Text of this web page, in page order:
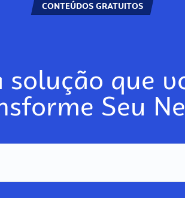
CONTEÚDOS GRATUITOS
solução que
Seu